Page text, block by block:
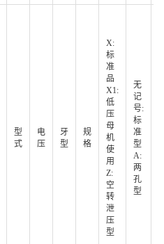
型
式
电
压
牙
型
规
格
X:
标
准
品
X1:
低
压
母
机
使
用
Z:
空
转
泄
压
型
无
记
号:
标
准
型
A:
两
孔
型